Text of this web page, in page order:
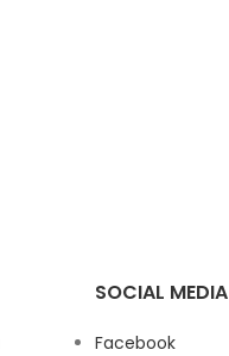
SOCIAL MEDIA
Facebook